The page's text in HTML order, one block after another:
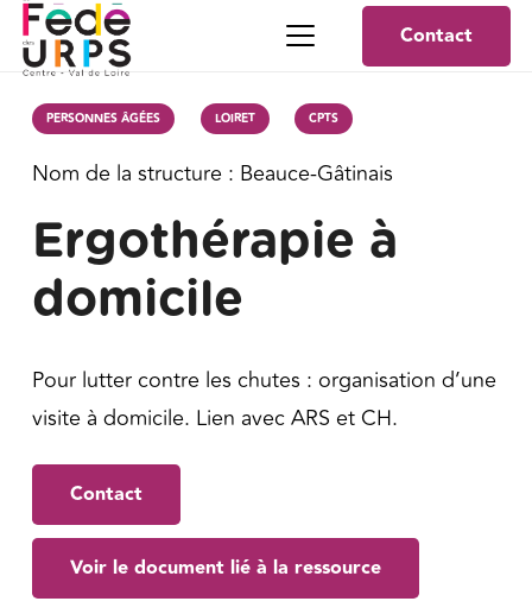
Contact
PERSONNES ÂGÉES LOIRET CPTS
Nom de la structure : Beauce-Gâtinais
Ergothérapie à
domicile
Pour lutter contre les chutes : organisation d’une
visite à domicile. Lien avec ARS et CH.
Contact
Voir le document lié à la ressource